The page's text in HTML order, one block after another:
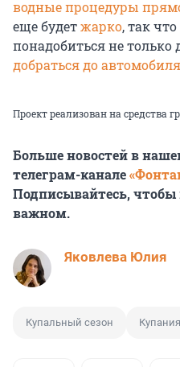
водные процедуры
еще будетжарко, так
понадобиться не только
добраться до
Проект реализован на средства
Больше новостей в
телеграм-канале
Подписывайтесь,
важном.
Яковлева Юлия
Купальный сезон Купания